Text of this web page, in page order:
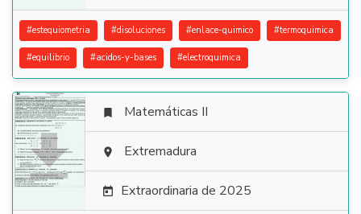
#estequiometria #disoluciones #enlace-quimico #termoquimica
#equilibrio #acidos-y-bases #electroquimica

 Matemáticas II
 Extremadura
 Extraordinaria de 2025